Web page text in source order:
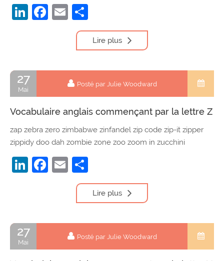
LinkedIn
Facebook
Email
Lire plus
27
Mai
Posté par Julie Woodward
Vocabulaire anglais commençant par la lettre Z
zap zebra zero zimbabwe zinfandel zip code zip-it zipper
zippidy doo dah zombie zone zoo zoom in zucchini
LinkedIn
Facebook
Email
Lire plus
27
Mai
Posté par Julie Woodward